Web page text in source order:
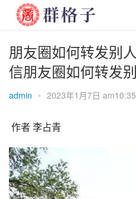
朋友圈如何转发别
信朋友圈如何转发
admin • 2023年1月7日 am10:35
作者 李占青